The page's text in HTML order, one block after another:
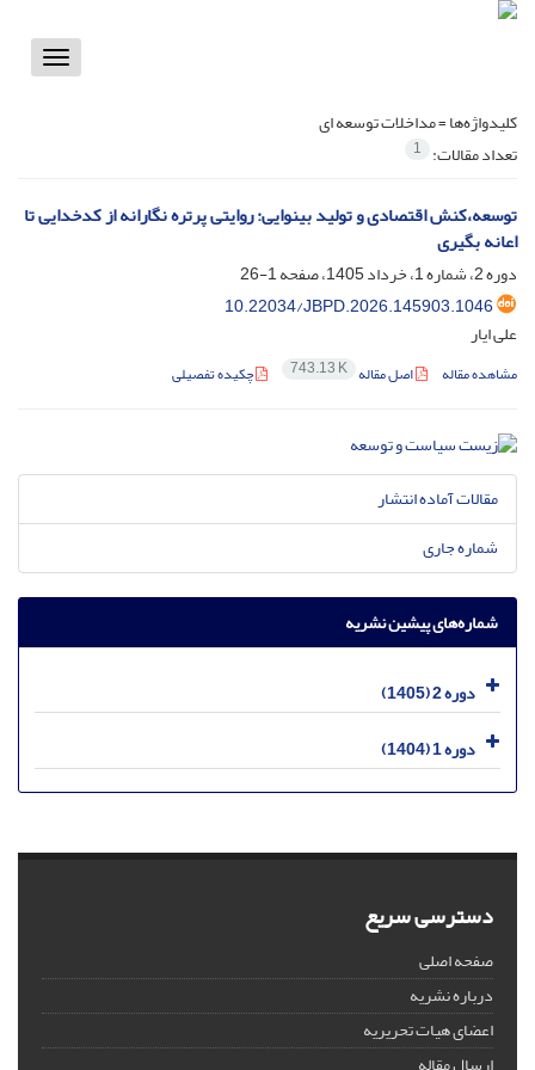
Toggle
کلیدواژه‌ها =مداخلات توسعه ای
تعداد مقالات: 1
توسعه،کنش اقتصادی و تولید بینوایی: روایتی پرتره نگارانه از کدخدایی تا
اعانه بگیری
دوره 2، شماره 1، خرداد 1405، صفحه
1-26
10.22034/JBPD.2026.145903.1046
علی ایار
مشاهده مقاله اصل مقاله 743.13 K چکیده تفصیلی
مقالات آماده انتشار
شماره جاری
شماره‌های پیشین نشریه
دوره 2 (1405)
دوره 1 (1404)
دسترسی سریع
صفحه اصلی
درباره نشریه
اعضای هیات تحریریه